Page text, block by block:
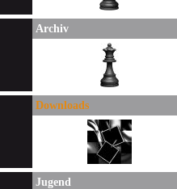
Archiv
Downloads
Jugend